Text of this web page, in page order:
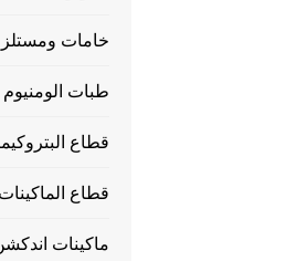
خامات
طبات
قطاع
قطاع الماكينات
ماكينات